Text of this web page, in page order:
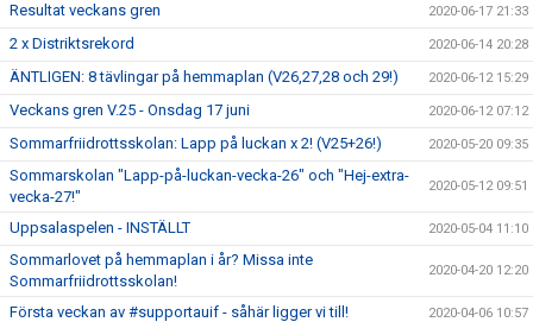
Resultat veckans gren 2020-06-17 21:33
2 x Distriktsrekord 2020-06-14 20:28
ÄNTLIGEN: 8 tävlingar på hemmaplan (V26,27,28 och 29!) 2020-06-12 15:29
Veckans gren V.25 - Onsdag 17 juni 2020-06-12 07:12
Sommarfriidrottsskolan: Lapp på luckan x 2! (V25+26!) 2020-05-20 09:35
Sommarskolan "Lapp-på-luckan-vecka-26" och "Hej-extra-
vecka-27!"
2020-05-12 09:51
Uppsalaspelen - INSTÄLLT 2020-05-04 11:10
Sommarlovet på hemmaplan i år? Missa inte
Sommarfriidrottsskolan!
2020-04-20 12:20
Första veckan av #supportauif - såhär ligger vi till! 2020-04-06 10:57